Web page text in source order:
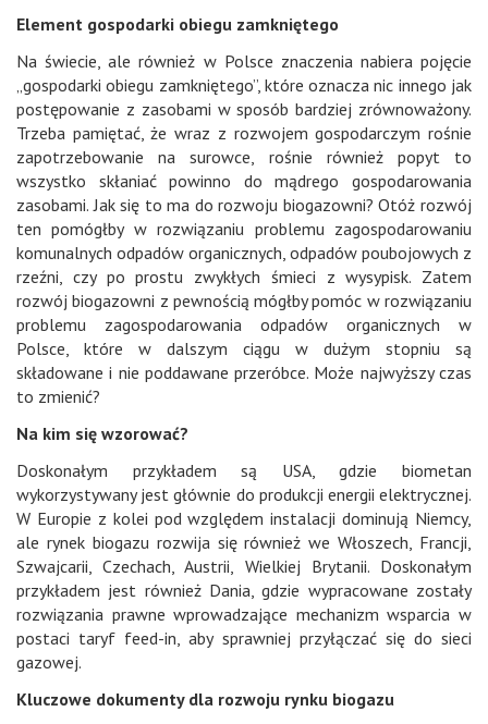
Element gospodarki obiegu zamkniętego
Na świecie, ale również w Polsce znaczenia nabiera pojęcie
„gospodarki obiegu zamkniętego”, które oznacza nic innego jak
postępowanie z zasobami w sposób bardziej zrównoważony.
Trzeba pamiętać, że wraz z rozwojem gospodarczym rośnie
zapotrzebowanie na surowce, rośnie również popyt to
wszystko skłaniać powinno do mądrego gospodarowania
zasobami. Jak się to ma do rozwoju biogazowni? Otóż rozwój
ten pomógłby w rozwiązaniu problemu zagospodarowaniu
komunalnych odpadów organicznych, odpadów poubojowych z
rzeźni, czy po prostu zwykłych śmieci z wysypisk. Zatem
rozwój biogazowni z pewnością mógłby pomóc w rozwiązaniu
problemu zagospodarowania odpadów organicznych w
Polsce, które w dalszym ciągu w dużym stopniu są
składowane i nie poddawane przeróbce. Może najwyższy czas
to zmienić?
Na kim się wzorować?
Doskonałym przykładem są USA, gdzie biometan
wykorzystywany jest głównie do produkcji energii elektrycznej.
W Europie z kolei pod względem instalacji dominują Niemcy,
ale rynek biogazu rozwija się również we Włoszech, Francji,
Szwajcarii, Czechach, Austrii, Wielkiej Brytanii. Doskonałym
przykładem jest również Dania, gdzie wypracowane zostały
rozwiązania prawne wprowadzające mechanizm wsparcia w
postaci taryf feed-in, aby sprawniej przyłączać się do sieci
gazowej.
Kluczowe dokumenty dla rozwoju rynku biogazu